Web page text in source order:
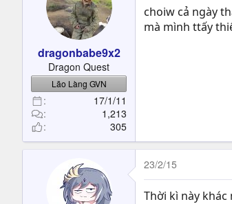
dragonbabe9x2
Dragon Quest
Lão Làng GVN
17/1/11
1,213
305
choiw cả ngày
mà mình ttấy
23/2/15
Thời kì này